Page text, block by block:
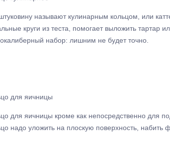
называют кулинарным кольцом, или
круги из теста, помогает выложить
набор: лишним не будет точно.
для яичницы
для яичницы кроме как непосредственно для
надо уложить на плоскую поверхность, набить